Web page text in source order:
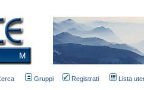
Gruppi Registrati Lista